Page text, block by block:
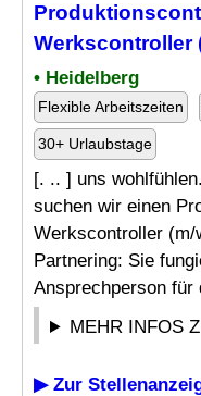
Werkscontroller
• Heidelberg
Flexible Arbeitszeiten
30+ Urlaubstage
[. .. ] uns
suchen wir einen
Werkscontroller (m/
Partnering: Sie
Ansprechperson für
MEHR INFOS
▶ Zur